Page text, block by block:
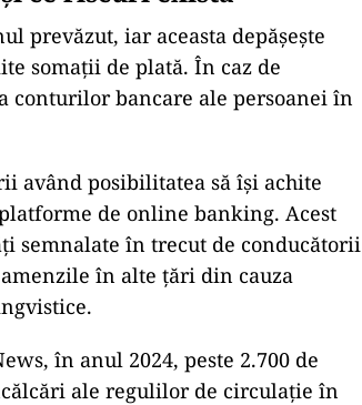
prevăzut, iar aceasta depășește
somații de plată. În caz de
conturilor bancare ale persoanei în
având posibilitatea să își achite
de online banking. Acest
semnalate în trecut de conducătorii
în alte țări din cauza
în anul 2024, peste 2.700 de
ale regulilor de circulație în